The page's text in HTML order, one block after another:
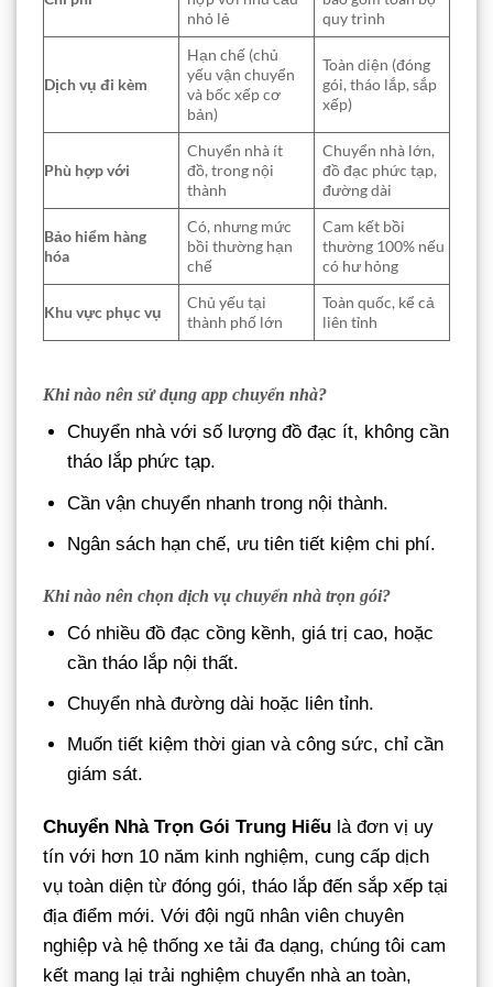
nhỏ lẻ
quy trình
Dịch vụ đi kèm
Hạn chế (chủ
yếu vận chuyển
và bốc xếp cơ
bản)
Toàn diện (đóng
gói, tháo lắp, sắp
xếp)
Phù hợp với
Chuyển nhà ít
đồ, trong nội
thành
Chuyển nhà lớn,
đồ đạc phức tạp,
đường dài
Bảo hiểm hàng
hóa
Có, nhưng mức
bồi thường hạn
chế
Cam kết bồi
thường 100% nếu
có hư hỏng
Khu vực phục vụ
Chủ yếu tại
thành phố lớn
Toàn quốc, kể cả
liên tỉnh
Khi nào nên sử dụng app chuyển nhà?
Chuyển nhà với số lượng đồ đạc ít, không cần
tháo lắp phức tạp.
Cần vận chuyển nhanh trong nội thành.
Ngân sách hạn chế, ưu tiên tiết kiệm chi phí.
Khi nào nên chọn dịch vụ chuyển nhà trọn gói?
Có nhiều đồ đạc cồng kềnh, giá trị cao, hoặc
cần tháo lắp nội thất.
Chuyển nhà đường dài hoặc liên tỉnh.
Muốn tiết kiệm thời gian và công sức, chỉ cần
giám sát.
Chuyển Nhà Trọn Gói Trung Hiếu là đơn vị uy
tín với hơn 10 năm kinh nghiệm, cung cấp dịch
vụ toàn diện từ đóng gói, tháo lắp đến sắp xếp tại
địa điểm mới. Với đội ngũ nhân viên chuyên
nghiệp và hệ thống xe tải đa dạng, chúng tôi cam
kết mang lại trải nghiệm chuyển nhà an toàn,